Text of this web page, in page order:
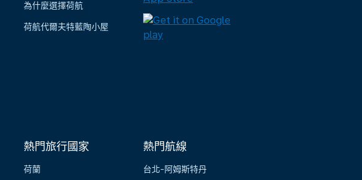
為什麼選擇荷航
荷航代爾夫特藍陶小屋
熱門旅行國家
荷蘭
熱門航線
台北-阿姆斯特丹